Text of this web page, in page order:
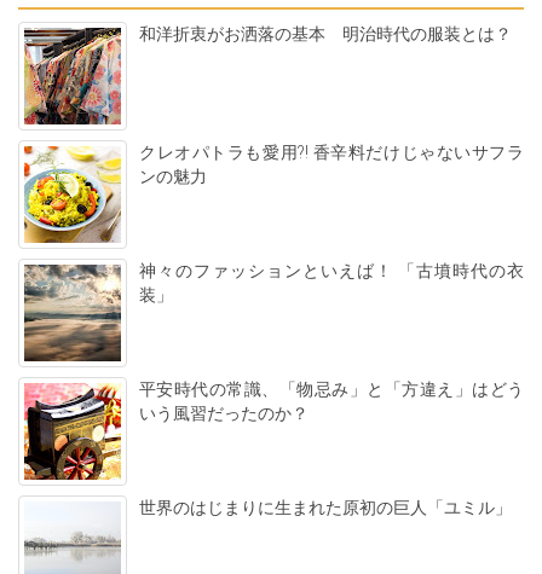
和洋折衷がお洒落の基本 明治時代の服装とは？
クレオパトラも愛用?! 香辛料だけじゃないサフラ
ンの魅力
神々のファッションといえば！ 「古墳時代の衣
装」
平安時代の常識、「物忌み」と「方違え」はどう
いう風習だったのか？
世界のはじまりに生まれた原初の巨人「ユミル」